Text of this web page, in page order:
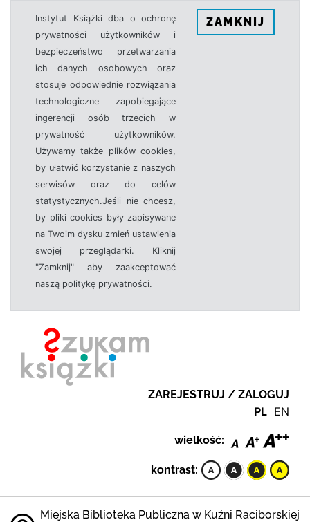
Instytut Książki dba o ochronę
prywatności użytkowników i
bezpieczeństwo przetwarzania
ich danych osobowych oraz
stosuje odpowiednie rozwiązania
technologiczne zapobiegające
ingerencji osób trzecich w
prywatność użytkowników.
Używamy także plików cookies,
by ułatwić korzystanie z naszych
serwisów oraz do celów
statystycznych.Jeśli nie chcesz,
by pliki cookies były zapisywane
na Twoim dysku zmień ustawienia
swojej przeglądarki. Kliknij
"Zamknij" aby zaakceptować
naszą politykę prywatności.
ZAMKNIJ
ZAREJESTRUJ / ZALOGUJ
PL EN
wielkość:
kontrast:
Miejska Biblioteka Publiczna w Kuźni Raciborskiej